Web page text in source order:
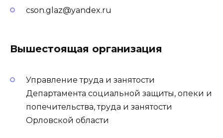
cson.glaz@yandex.ru
Вышестоящая организация
Управление труда и занятости
Департамента социальной защиты, опеки и
попечительства, труда и занятости
Орловской области